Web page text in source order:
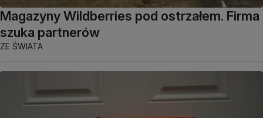
Magazyny Wildberries pod ostrzałem. Firma
szuka partnerów
ZE ŚWIATA